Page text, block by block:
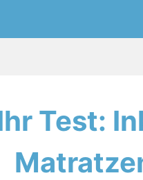
Test: